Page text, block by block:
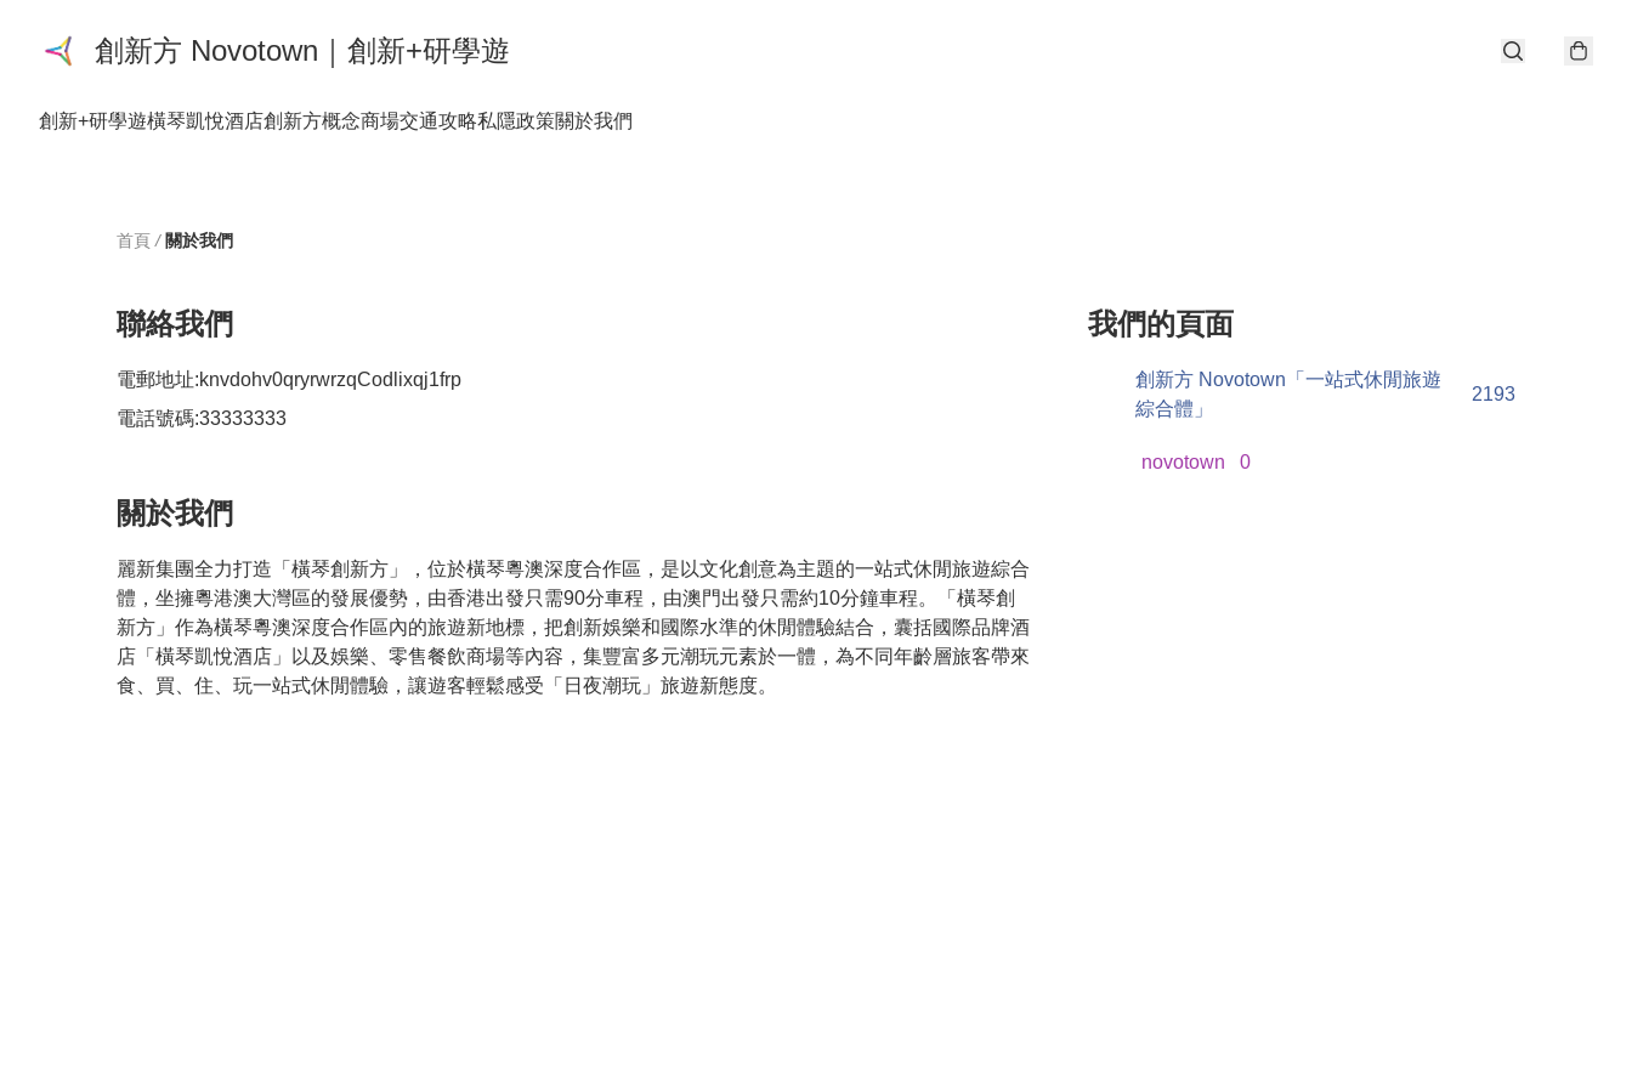
創新方 Novotown｜創新+研學遊
創新+研學遊橫琴凱悅酒店創新方概念商場交通攻略私隱政策關於我們
首頁 / 關於我們
聯絡我們
電郵地址:knvdohv0qryrwrzqCodlixqj1frp
電話號碼:33333333
關於我們
麗新集團全力打造「橫琴創新方」，位於橫琴粵澳深度合作區，是以文化創意為主題的一站式休閒旅遊綜合
體，坐擁粵港澳大灣區的發展優勢，由香港出發只需90分車程，由澳門出發只需約10分鐘車程。「橫琴創
新方」作為橫琴粵澳深度合作區內的旅遊新地標，把創新娛樂和國際水準的休閒體驗結合，囊括國際品牌酒
店「橫琴凱悅酒店」以及娛樂、零售餐飲商場等內容，集豐富多元潮玩元素於一體，為不同年齡層旅客帶來
食、買、住、玩一站式休閒體驗，讓遊客輕鬆感受「日夜潮玩」旅遊新態度。
我們的頁面
創新方 Novotown「一站式休閒旅遊
綜合體」
2193
novotown 0